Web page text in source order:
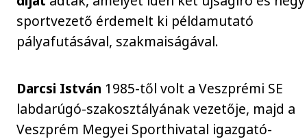
sportvezető érdemelt ki példamutató
pályafutásával, szakmaiságával.
Darcsi István 1985-től volt a Veszprémi SE
labdarúgó-szakosztályának vezetője, majd a
Veszprém Megyei Sporthivatal igazgató-